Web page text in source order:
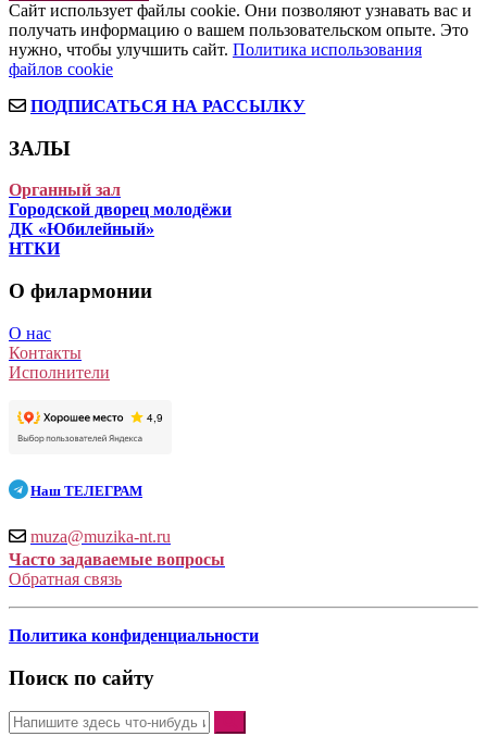
Сайт использует файлы cookie. Они позволяют узнавать вас и
получать информацию о вашем пользовательском опыте. Это
нужно, чтобы улучшить сайт. Политика использования
файлов cookie
ПОДПИСАТЬСЯ НА РАССЫЛКУ
ЗАЛЫ
Органный зал
Городской дворец молодёжи
ДК «Юбилейный»
НТКИ
О филармонии
О нас
Контакты
Исполнители
Наш ТЕЛЕГРАМ
muza@muzika-nt.ru
Часто задаваемые вопросы
Обратная связь
Политика конфиденциальности
Поиск по сайту